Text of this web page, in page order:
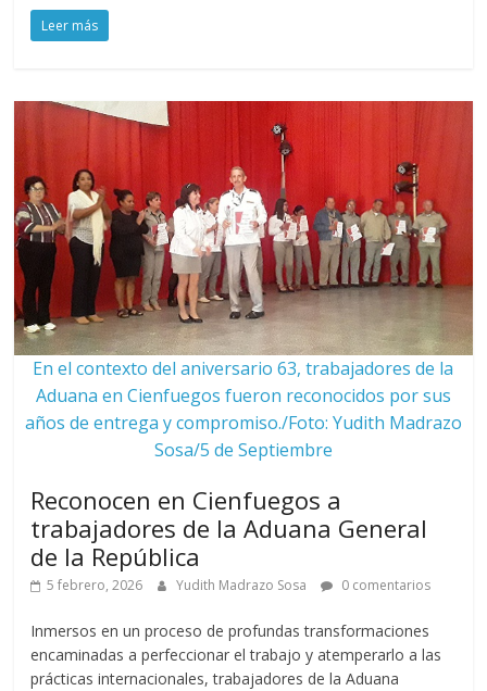
Leer más
En el contexto del aniversario 63, trabajadores de la
Aduana en Cienfuegos fueron reconocidos por sus
años de entrega y compromiso./Foto: Yudith Madrazo
Sosa/5 de Septiembre
Reconocen en Cienfuegos a
trabajadores de la Aduana General
de la República
5 febrero, 2026 Yudith Madrazo Sosa 0 comentarios
Inmersos en un proceso de profundas transformaciones
encaminadas a perfeccionar el trabajo y atemperarlo a las
prácticas internacionales, trabajadores de la Aduana